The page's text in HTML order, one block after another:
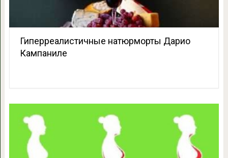
Гиперреалистичные натюрморты Дарио
Кампаниле